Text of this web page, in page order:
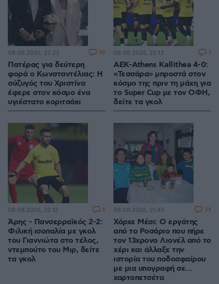
Πατέρας για δεύτερη
φορά ο Κωνσταντέλιας: Η
σύζυγός του Χριστίνα
έφερε στον κόσμο ένα
υγιέστατο κοριτσάκι
08.08.2026, 22:23 96
ΑΕΚ-Athens Kallithea 4-0:
«Τεσσάρα» μπροστά στον
κόσμο της πριν τη μάχη για
το Super Cup με τον ΟΦΗ,
δείτε τα γκολ
08.08.2026, 22:13 7
Άρης - Πανσερραϊκός 2-2:
Φιλική ισοπαλία με γκολ
του Γιαννιώτα στο τέλος,
ντεμπούτο του Μιρ, δείτε
τα γκολ
08.08.2026, 22:12 6
Χόρχε Μέσι: Ο εργάτης
από το Ροσάριο που πήρε
τον 13χρονο Λιονέλ από το
χέρι και άλλαξε την
ιστορία του ποδοσφαίρου
με μια υπογραφή σε...
χαρτοπετσέτα
08.08.2026, 21:43 34